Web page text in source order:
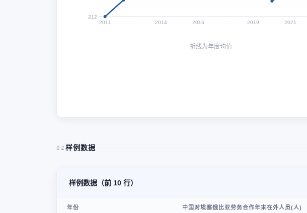
212
2011
2014 2016 2019 2021
折线为年度均值
02 样例数据
样例数据（前 10 行）
年份 中国对埃塞俄比亚劳务合作年末在外人员(人)